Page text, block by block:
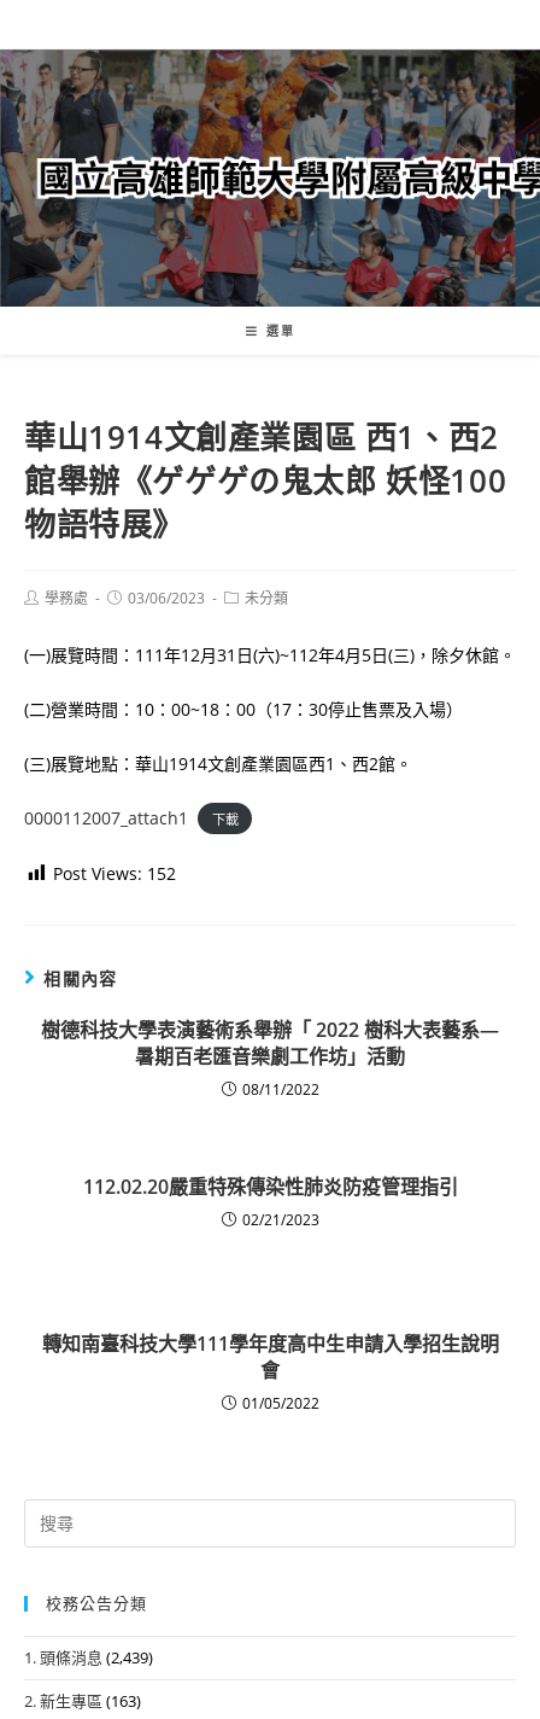
轉
至
主
內
容
選單
華山1914文創產業園區 西1、西2
館舉辦《ゲゲゲの鬼太郎 妖怪100
物語特展》
Post學務處
Post03/06/2023
Post未分類
(一)展覽時間：111年12月31日(六)~112年4月5日(三)，除夕休館。
(二)營業時間：10：00~18：00（17：30停止售票及入場）
(三)展覽地點：華山1914文創產業園區西1、西2館。
0000112007_attach1 下載
Post Views: 152
相關內容
樹德科技大學表演藝術系舉辦「 2022 樹科大表藝系—
暑期百老匯音樂劇工作坊」活動
08/11/2022
112.02.20嚴重特殊傳染性肺炎防疫管理指引
02/21/2023
轉知南臺科技大學111學年度高中生申請入學招生說明
會
01/05/2022
Search
for:
校務公告分類
1. 頭條消息 (2,439)
2. 新生專區 (163)